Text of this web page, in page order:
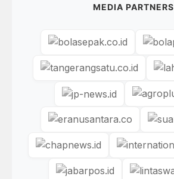
MEDIA PARTNERS